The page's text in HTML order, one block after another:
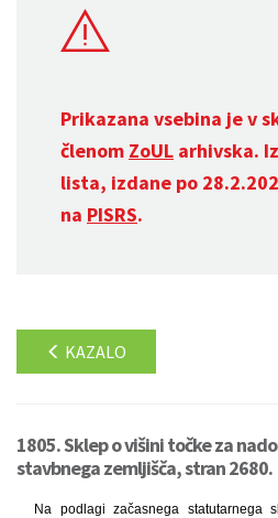
Prikazana vsebina je v
členom ZoUL arhivska.
lista, izdane po
na PISRS.
KAZALO
1805. Sklep o višini točke za
stavbnega zemljišča, stran 2680.
Na podlagi začasnega statutarnega